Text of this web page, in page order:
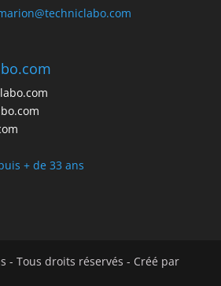
+ de 33 ans
- Tous droits réservés - Créé par